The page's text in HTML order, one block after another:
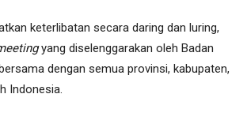
keterlibatan secara daring dan luring,
yang diselenggarakan oleh Badan
dengan semua provinsi, kabupaten,
Indonesia.